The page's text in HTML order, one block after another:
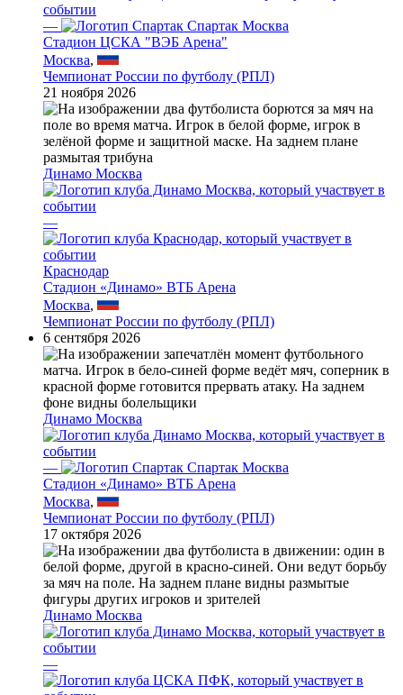
—
Спартак Москва
Стадион ЦСКА "ВЭБ Арена"
Москва,
Чемпионат России по футболу (РПЛ)
21 ноября 2026
Динамо Москва
—
Краснодар
Стадион «Динамо» ВТБ Арена
Москва,
Чемпионат России по футболу (РПЛ)
6 сентября 2026
Динамо Москва
—
Спартак Москва
Стадион «Динамо» ВТБ Арена
Москва,
Чемпионат России по футболу (РПЛ)
17 октября 2026
Динамо Москва
—